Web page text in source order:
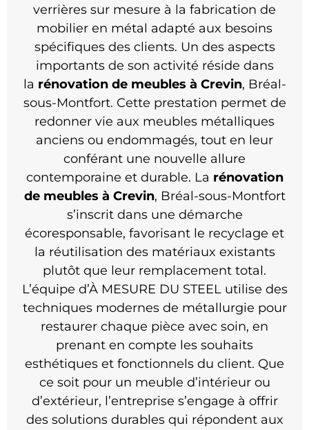
verrières sur mesure à la fabrication de
mobilier en métal adapté aux besoins
spécifiques des clients. Un des aspects
importants de son activité réside dans
la rénovation de meubles à Crevin, Bréal-
sous-Montfort. Cette prestation permet de
redonner vie aux meubles métalliques
anciens ou endommagés, tout en leur
conférant une nouvelle allure
contemporaine et durable. La rénovation
de meubles à Crevin, Bréal-sous-Montfort
s’inscrit dans une démarche
écoresponsable, favorisant le recyclage et
la réutilisation des matériaux existants
plutôt que leur remplacement total.
L’équipe d’À MESURE DU STEEL utilise des
techniques modernes de métallurgie pour
restaurer chaque pièce avec soin, en
prenant en compte les souhaits
esthétiques et fonctionnels du client. Que
ce soit pour un meuble d’intérieur ou
d’extérieur, l’entreprise s’engage à offrir
des solutions durables qui répondent aux